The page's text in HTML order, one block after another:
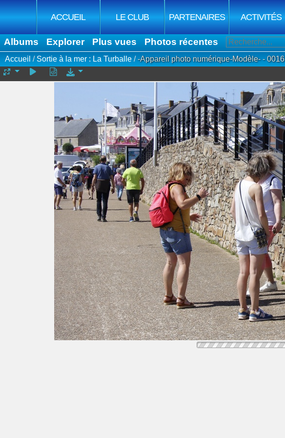
ACCUEIL LE CLUB PARTENAIRES ACTIVITÉS
Albums Explorer Plus vues Photos récentes
Accueil / Sortie à la mer : La Turballe /-Appareil photo numérique-Modèle- - 0016